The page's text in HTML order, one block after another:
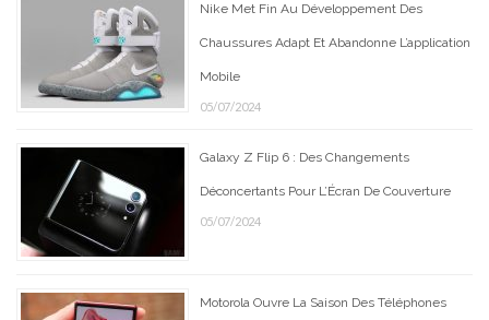
Nike Met Fin Au Développement Des
Chaussures Adapt Et Abandonne L’application
Mobile
05/07/2024
Galaxy Z Flip 6 : Des Changements
Déconcertants Pour L’Écran De Couverture
05/07/2024
Motorola Ouvre La Saison Des Téléphones